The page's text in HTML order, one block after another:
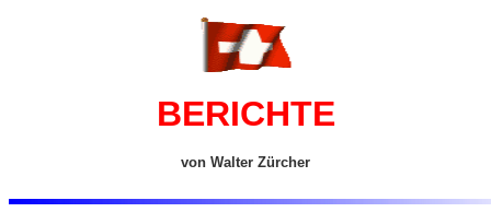
BERICHTE
von Walter Zürcher